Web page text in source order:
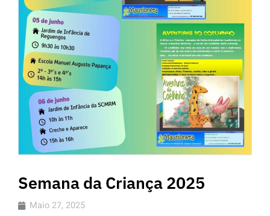
Semana da Criança 2025
Maio 27, 2025